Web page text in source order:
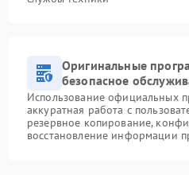
Оригинальные
безопасное
Использование официальных
аккуратная работа с
резервное копирование,
восстановление информации